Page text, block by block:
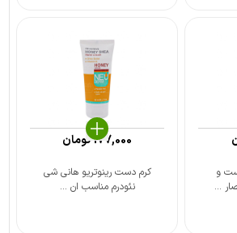
و
...
کرم دست رینوتریو هانی شی
نئودرم مناسب ان ...
177,000تومان